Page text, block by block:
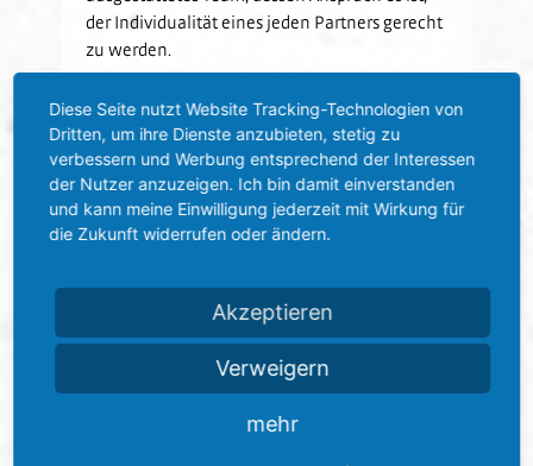
der Individualität eines jeden Partners gerecht
zu werden.
Mit der Möglichkeit, auf die Angebote von circa
300 Banken, Versicherungen und
Kapitalanlagegesellschaften für den Kunden
zurückgreifen zu können, wurde das
Finanzhaus Maisch im Oktober 2010 in
Nußloch offiziell eröffnet. Heute arbeitet das
Office Mix ist neuer Premium-P ...“
Zurück
Diese Seite nutzt Website Tracking-Technologien von
Dritten, um ihre Dienste anzubieten, stetig zu
verbessern und Werbung entsprechend der Interessen
der Nutzer anzuzeigen. Ich bin damit einverstanden
und kann meine Einwilligung jederzeit mit Wirkung für
die Zukunft widerrufen oder ändern.
Akzeptieren
Verweigern
mehr